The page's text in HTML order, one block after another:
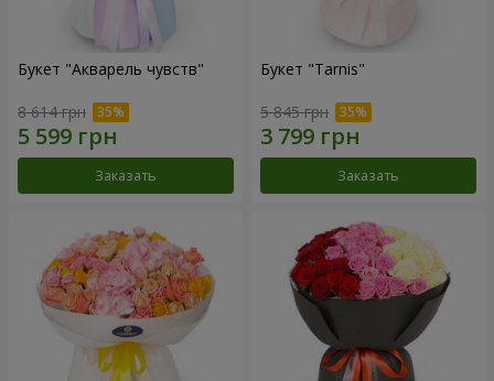
Букет "Акварель чувств"
8 614 грн
Заказать
Букет "Tarnis"
5 845 грн
Заказать